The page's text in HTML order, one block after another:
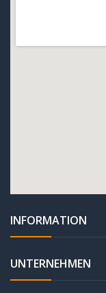
INFORMATION
UNTERNEHMEN